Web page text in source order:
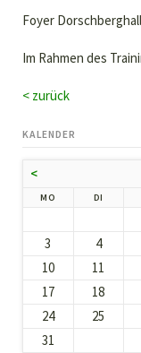
Foyer
Im Rahmen des
< zurück
KALENDER
<
MO DI
3
4
10
11
17
18
24
25
31